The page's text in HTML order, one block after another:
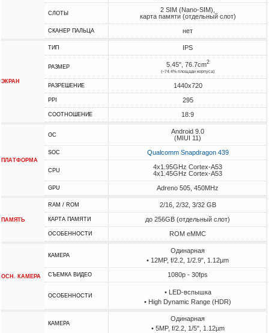
СЛОТЫ
2 SIM (Nano-SIM),
карта памяти (отдельный слот)
СКАНЕР ПАЛЬЦА нет
ЭКРАН
ТИП IPS
РАЗМЕР 5.45", 76.7cm2
(~74.4% площади корпуса)
РАЗРЕШЕНИЕ 1440x720
PPI 295
СООТНОШЕНИЕ 18:9
ПЛАТФОРМА
ОС
Android 9.0
(MIUI 11)
SOC Qualcomm Snapdragon 439
CPU
4x1.95GHz Cortex-A53
4x1.45GHz Cortex-A53
GPU Adreno 505, 450MHz
ПАМЯТЬ
RAM / ROM 2/16, 2/32, 3/32 GB
КАРТА ПАМЯТИ до 256GB (отдельный слот)
ОСОБЕННОСТИ ROM eMMC
ОСН. КАМЕРА
КАМЕРА
Одинарная
• 12MP, f/2.2, 1/2.9", 1.12µm
СЪЕМКА ВИДЕО 1080p - 30fps
ОСОБЕННОСТИ
• LED-вспышка
• High Dynamic Range (HDR)
КАМЕРА
Одинарная
• 5MP, f/2.2, 1/5", 1.12µm